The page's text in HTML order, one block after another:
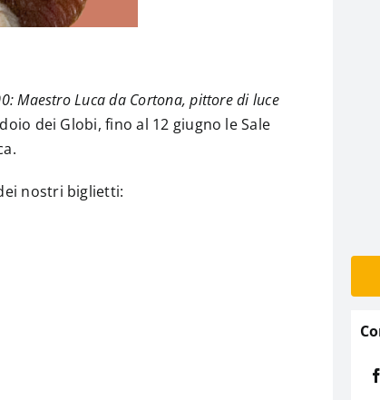
Maestro Luca da Cortona, pittore di luce
dei Globi, fino al 12 giugno le Sale
nostri biglietti: